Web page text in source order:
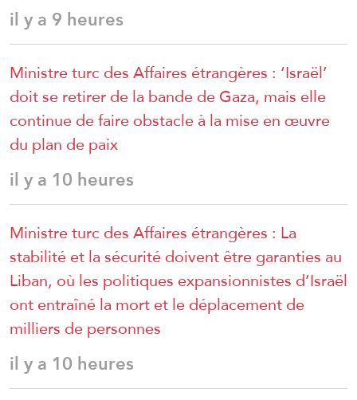
il y a 9 heures
Ministre turc des Affaires étrangères : ‘Israël’
doit se retirer de la bande de Gaza, mais elle
continue de faire obstacle à la mise en œuvre
du plan de paix
il y a 10 heures
Ministre turc des Affaires étrangères : La
stabilité et la sécurité doivent être garanties au
Liban, où les politiques expansionnistes d’Israël
ont entraîné la mort et le déplacement de
milliers de personnes
il y a 10 heures